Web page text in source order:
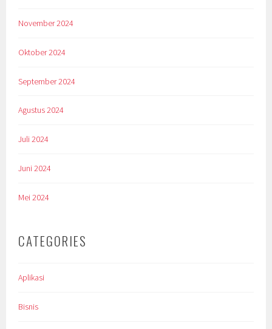
November 2024
Oktober 2024
September 2024
Agustus 2024
Juli 2024
Juni 2024
Mei 2024
CATEGORIES
Aplikasi
Bisnis